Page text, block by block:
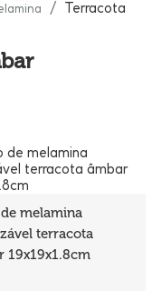
Terracota
melamina
terracota
19x19x1.8cm